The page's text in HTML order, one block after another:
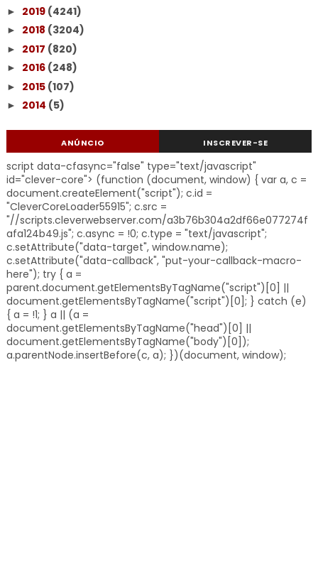
► 2019 (4241)
► 2018 (3204)
► 2017 (820)
► 2016 (248)
► 2015 (107)
► 2014 (5)
ANÚNCIO INSCREVER-SE
script data-cfasync="false" type="text/javascript"
id="clever-core"> (function (document, window) { var a, c =
document.createElement("script"); c.id =
"CleverCoreLoader55915"; c.src =
"//scripts.cleverwebserver.com/a3b76b304a2df66e077274f
afa124b49.js"; c.async = !0; c.type = "text/javascript";
c.setAttribute("data-target", window.name);
c.setAttribute("data-callback", "put-your-callback-macro-
here"); try { a =
parent.document.getElementsByTagName("script")[0] ||
document.getElementsByTagName("script")[0]; } catch (e)
{ a = !1; } a || (a =
document.getElementsByTagName("head")[0] ||
document.getElementsByTagName("body")[0]);
a.parentNode.insertBefore(c, a); })(document, window);